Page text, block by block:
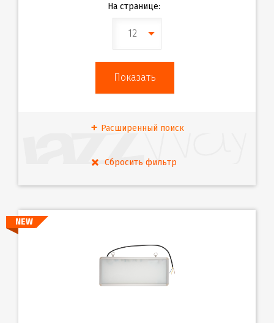
На странице:
12
Расширенный поиск
NEW